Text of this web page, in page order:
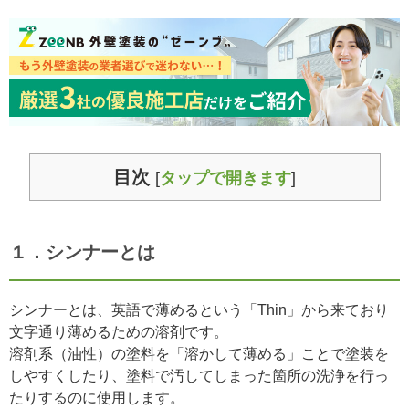
目次 [タップで開きます]
１．シンナーとは
シンナーとは、英語で薄めるという「Thin」から来ており
文字通り薄めるための溶剤です。
溶剤系（油性）の塗料を「溶かして薄める」ことで塗装を
しやすくしたり、塗料で汚してしまった箇所の洗浄を行っ
たりするのに使用します。